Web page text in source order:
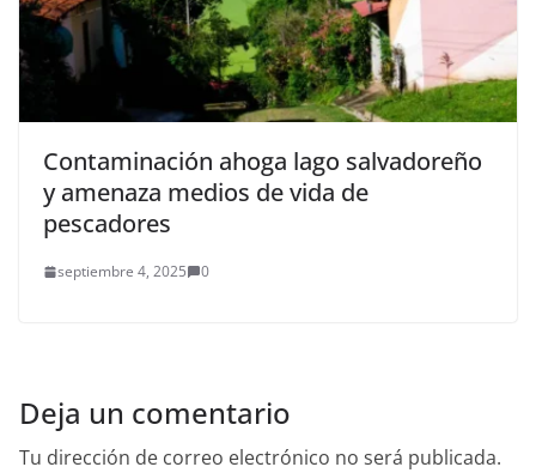
Contaminación ahoga lago salvadoreño
y amenaza medios de vida de
pescadores
septiembre 4, 2025 0
Deja un comentario
Tu dirección de correo electrónico no será publicada.